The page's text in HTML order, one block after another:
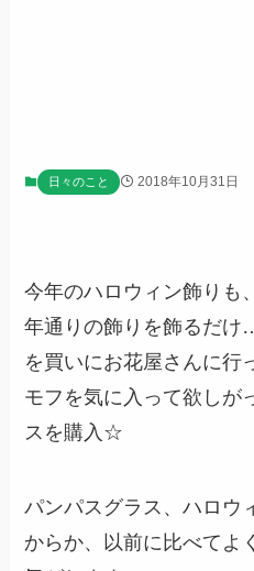
日々のこと 2018年10月31日
今年のハロウィン飾りも
年通りの飾りを飾るだ
を買いにお花屋さんに行
モフを気に入って欲しが
スを購入☆
パンパスグラス、ハロウ
からか、以前に比べてよ